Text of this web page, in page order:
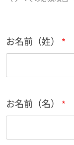
お名前（姓）
お名前（名）